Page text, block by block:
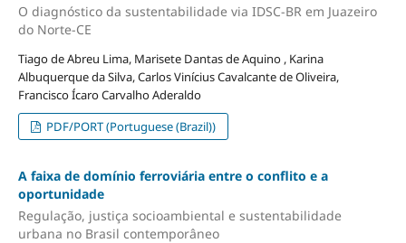
O diagnóstico da sustentabilidade via IDSC-BR em Juazeiro
do Norte-CE
Tiago de Abreu Lima, Marisete Dantas de Aquino , Karina
Albuquerque da Silva, Carlos Vinícius Cavalcante de Oliveira,
Francisco Ícaro Carvalho Aderaldo
PDF/PORT (Portuguese (Brazil))
A faixa de domínio ferroviária entre o conflito e a
oportunidade
Regulação, justiça socioambiental e sustentabilidade
urbana no Brasil contemporâneo